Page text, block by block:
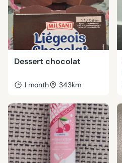
Dessert chocolat
1 month 343km